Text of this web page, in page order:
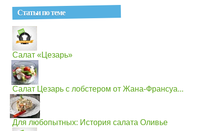
Статьи по теме
Салат «Цезарь»
Салат Цезарь с лобстером от Жана-Франсуа...
Для любопытных: История салата Оливье